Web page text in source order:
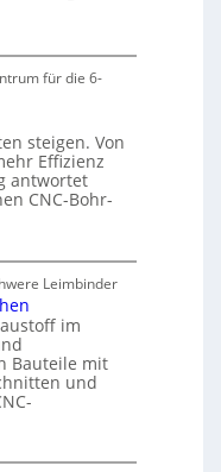
für die 6-
steigen. Von
Effizienz
antwortet
CNC-Bohr-
Leimbinder
im
Bauteile mit
und